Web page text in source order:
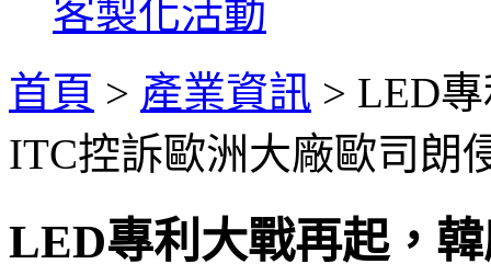
客製化活動
首頁 > 產業資訊 > LED
ITC控訴歐洲大廠歐司朗
LED專利大戰再起，